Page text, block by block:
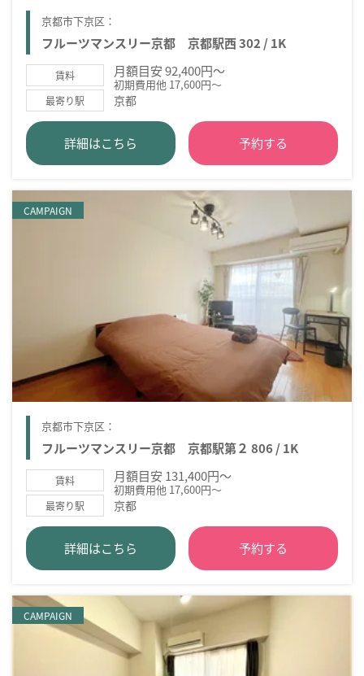
京都市下京区：
フルーツマンスリー京都 京都駅西 302 / 1K
賃料 月額目安 92,400円～
初期費用他 17,600円～
最寄り駅 京都
詳細はこちら 予約する
CAMPAIGN
京都市下京区：
フルーツマンスリー京都 京都駅第２ 806 / 1K
賃料 月額目安 131,400円～
初期費用他 17,600円～
最寄り駅 京都
詳細はこちら 予約する
CAMPAIGN